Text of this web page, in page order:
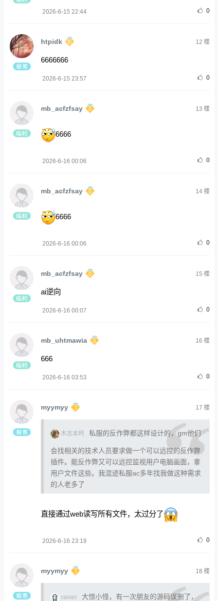
2026-6-15 22:44 0
htpidk 12 楼
6666666
2026-6-15 23:57 0
mb_acfzfsay 13 楼
6666
2026-6-16 00:06 0
mb_acfzfsay 14楼
6666
2026-6-16 00:06 0
mb_acfzfsay 15 楼
ai逆向
2026-6-16 00:07 0
mb_uhtmawia 16 楼
666
2026-6-16 03:53 0
myymyy 17 楼
木志本柯 私服的反作弊都这样设计的，gm他们
会找相关的技术人员要求做一个可以远控的反作弊
插件。能反作弊又可以远控监视用户电脑画面，拿
用户文件这些。我混迹私服ac多年找我做这种需求
的人老多了
直接通过web读写所有文件，太过分了
2026-6-16 23:19 0
myymyy 18 楼
cavan 大惊小怪，有一次朋友的源码误删了，